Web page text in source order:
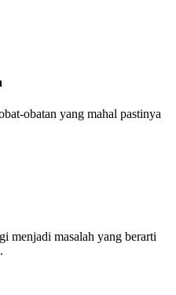
obatan yang mahal pastinya
menjadi masalah yang berarti